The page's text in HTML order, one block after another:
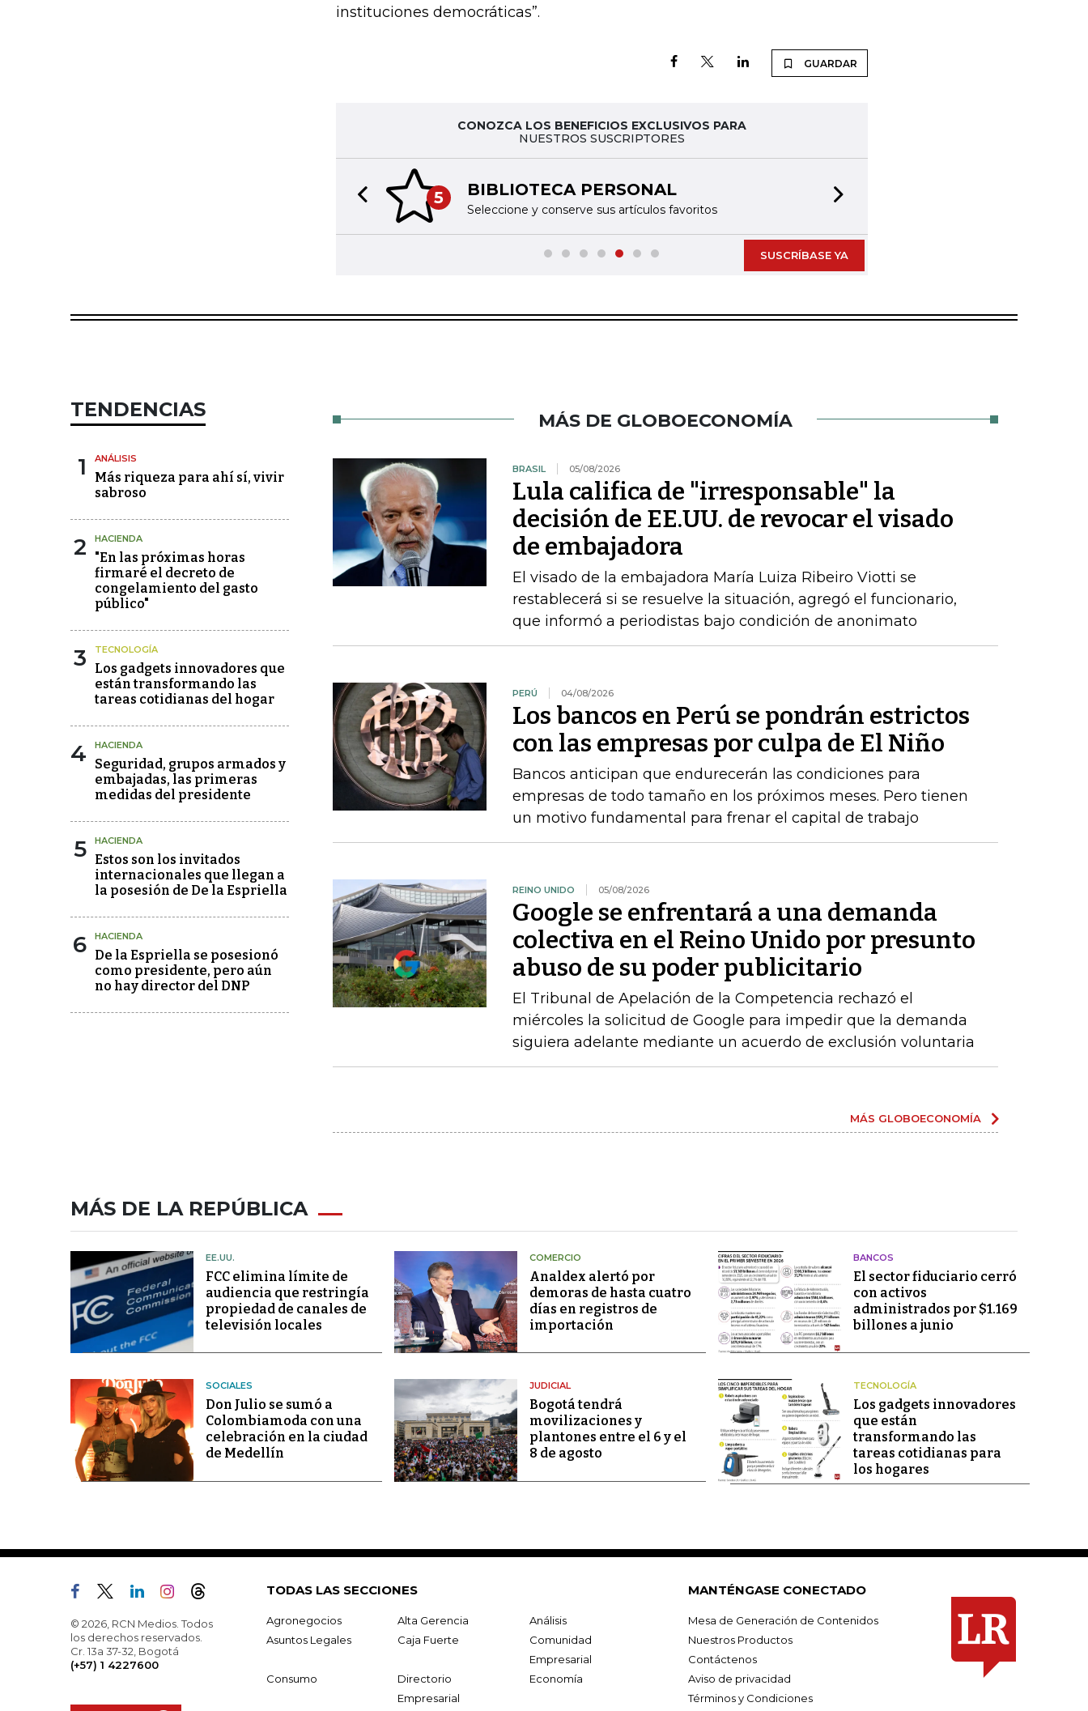
instituciones democráticas”.
GUARDAR
CONOZCA LOS BENEFICIOS EXCLUSIVOS PARA
NUESTROS SUSCRIPTORES
5 BIBLIOTECA PERSONAL
Seleccione y conserve sus artículos favoritos
Previous slide
SUSCRÍBASE YA
TENDENCIAS
1 ANÁLISIS
Más riqueza para ahí sí, vivir
sabroso
2 HACIENDA
"En las próximas horas
firmaré el decreto de
congelamiento del gasto
público"
3 TECNOLOGÍA
Los gadgets innovadores que
están transformando las
tareas cotidianas del hogar
4 HACIENDA
Seguridad, grupos armados y
embajadas, las primeras
medidas del presidente
5 HACIENDA
Estos son los invitados
internacionales que llegan a
la posesión de De la Espriella
6 HACIENDA
De la Espriella se posesionó
como presidente, pero aún
no hay director del DNP
MÁS DE GLOBOECONOMÍA
BRASIL 05/08/2026
Lula califica de "irresponsable" la
decisión de EE.UU. de revocar el visado
de embajadora
El visado de la embajadora María Luiza Ribeiro Viotti se
restablecerá si se resuelve la situación, agregó el funcionario,
que informó a periodistas bajo condición de anonimato
PERÚ 04/08/2026
Los bancos en Perú se pondrán estrictos
con las empresas por culpa de El Niño
Bancos anticipan que endurecerán las condiciones para
empresas de todo tamaño en los próximos meses. Pero tienen
un motivo fundamental para frenar el capital de trabajo
REINO UNIDO 05/08/2026
Google se enfrentará a una demanda
colectiva en el Reino Unido por presunto
abuso de su poder publicitario
El Tribunal de Apelación de la Competencia rechazó el
miércoles la solicitud de Google para impedir que la demanda
siguiera adelante mediante un acuerdo de exclusión voluntaria
MÁS GLOBOECONOMÍA
MÁS DE LA REPÚBLICA
EE.UU.
FCC elimina límite de
audiencia que restringía
propiedad de canales de
televisión locales
COMERCIO
Analdex alertó por
demoras de hasta cuatro
días en registros de
importación
BANCOS
El sector fiduciario cerró
con activos
administrados por $1.169
billones a junio
SOCIALES
Don Julio se sumó a
Colombiamoda con una
celebración en la ciudad
de Medellín
JUDICIAL
Bogotá tendrá
movilizaciones y
plantones entre el 6 y el
8 de agosto
TECNOLOGÍA
Los gadgets innovadores
que están
transformando las
tareas cotidianas para
los hogares
© 2026, RCN Medios. Todos
los derechos reservados.
Cr. 13a 37-32, Bogotá
(+57) 1 4227600
TODAS LAS SECCIONES
Agronegocios Alta Gerencia
Análisis
Asuntos Legales
Caja Fuerte
Comunidad
Empresarial
Consumo
Directorio
Empresarial
Economía
MANTÉNGASE CONECTADO
Mesa de Generación de Contenidos
Nuestros Productos
Contáctenos
Aviso de privacidad
Términos y Condiciones